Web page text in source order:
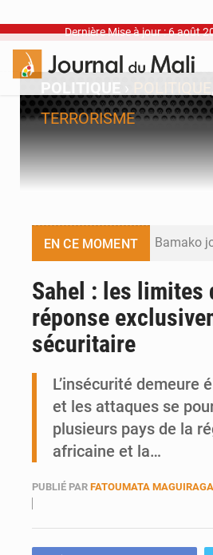
Dernière Mise à jour : 6 août
POLITIQUE ›
TERRORISME
EN CE MOMENT
Sahel : les limites
réponse
sécuritaire
L’insécurité demeure
et les attaques se
plusieurs pays de la
africaine et la…
PUBLIÉ PAR FATOUMATA MAGUIRAGA